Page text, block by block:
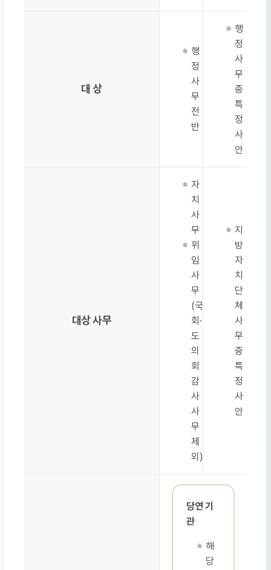
대 상
행
정
사
무
전
반
행
정
사
무
중
특
정
사
안
대상 사무
자
치
사
무
위
임
사
무
(국
회·
도
의
회
감
사
사
무
제
외)
지
방
자
치
단
체
사
무
중
특
정
사
안
당연 기
관
해
당